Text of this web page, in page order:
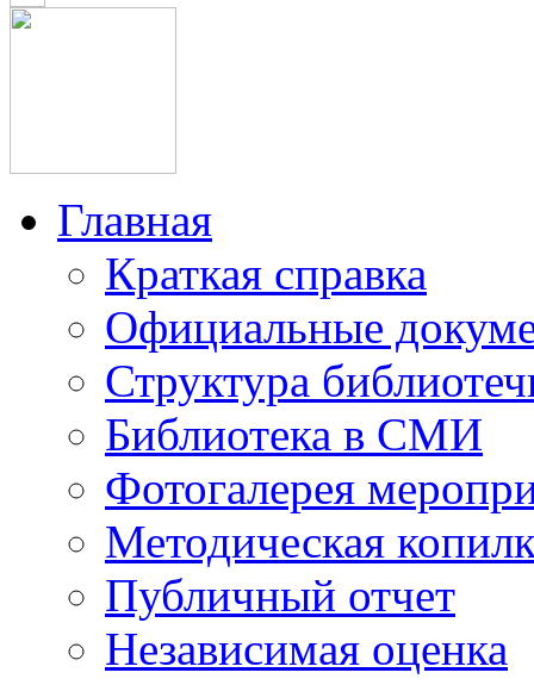
Главная
Краткая справка
Официальные
Структура
Библиотека в СМИ
Фотогалерея
Методическая
Публичный отчет
Независимая оценка